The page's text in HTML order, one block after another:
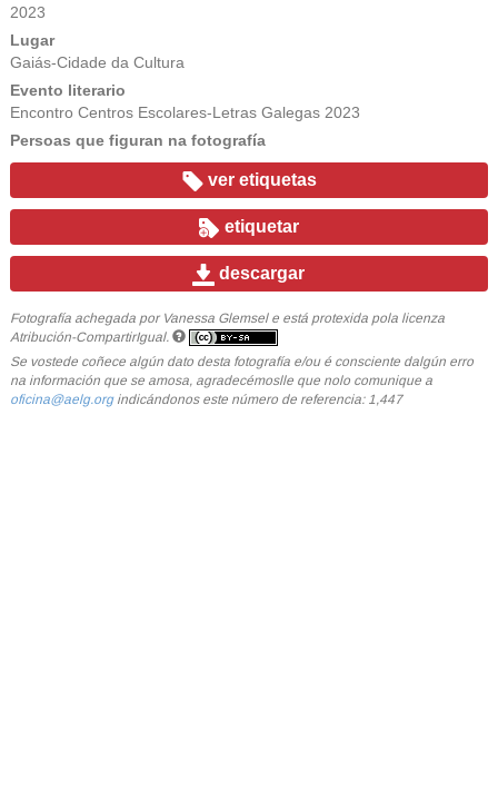
2023
Lugar
Gaiás-Cidade da Cultura
Evento literario
Encontro Centros Escolares-Letras Galegas 2023
Persoas que figuran na fotografía
ver etiquetas
etiquetar
descargar
Fotografía achegada por Vanessa Glemsel e está protexida pola licenza
Atribución-CompartirIgual.
Se vostede coñece algún dato desta fotografía e/ou é consciente dalgún erro
na información que se amosa, agradecémoslle que nolo comunique a
oficina@aelg.orgindicándonos este número de referencia: 1,447